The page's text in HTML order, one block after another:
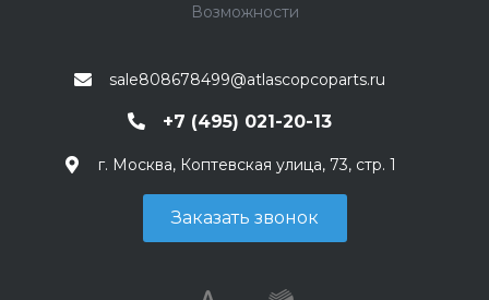
Возможности
sale808678499@atlascopcoparts.ru
+7 (495) 021-20-13
г. Москва, Коптевская улица, 73, стр. 1
Заказать звонок